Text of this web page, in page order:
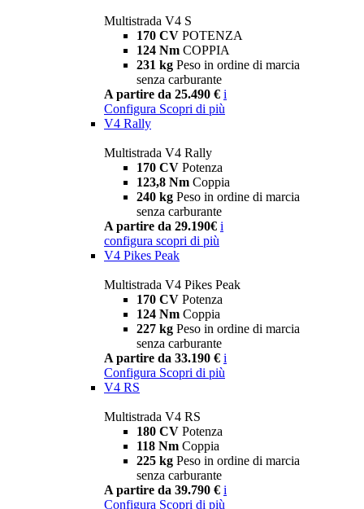
Multistrada V4 S
170 CV POTENZA
124 Nm COPPIA
231 kg Peso in ordine di marcia
senza carburante
A partire da 25.490 € i
Configura Scopri di più
V4 Rally
Multistrada V4 Rally
170 CV Potenza
123,8 Nm Coppia
240 kg Peso in ordine di marcia
senza carburante
A partire da 29.190€ i
configura scopri di più
V4 Pikes Peak
Multistrada V4 Pikes Peak
170 CV Potenza
124 Nm Coppia
227 kg Peso in ordine di marcia
senza carburante
A partire da 33.190 € i
Configura Scopri di più
V4 RS
Multistrada V4 RS
180 CV Potenza
118 Nm Coppia
225 kg Peso in ordine di marcia
senza carburante
A partire da 39.790 € i
Configura Scopri di più